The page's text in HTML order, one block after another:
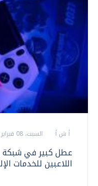
أ ش أ السبت، 08 فبراير 2025 06:26 م
عطل كبير في
اللاعبين للخدمات